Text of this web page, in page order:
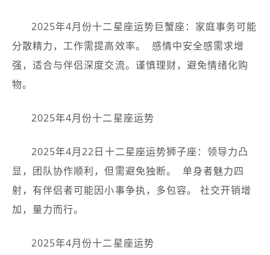
2025年4月份十二星座运势巨蟹座：家庭事务可能
分散精力，工作需提高效率。 ️ 感情中安全感需求增
强，适合与伴侣深度交流。谨慎理财，避免情绪化购
物。
2025年4月份十二星座运势
2025年4月22日十二星座运势狮子座：领导力凸
显，团队协作顺利，但需避免独断。 ️ 单身者魅力四
射，有伴侣者可能因小事争执，多包容。 社交开销增
加，量力而行。
2025年4月份十二星座运势